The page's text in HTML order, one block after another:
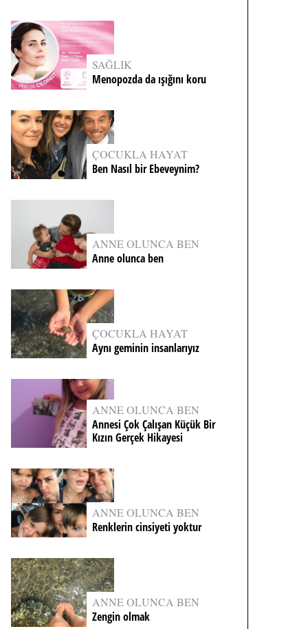
SAĞLIK
Menopozda da ışığını koru
ÇOCUKLA HAYAT
Ben Nasıl bir Ebeveynim?
ANNE OLUNCA BEN
Anne olunca ben
ÇOCUKLA HAYAT
Aynı geminin insanlarıyız
ANNE OLUNCA BEN
Annesi Çok Çalışan Küçük Bir
Kızın Gerçek Hikayesi
ANNE OLUNCA BEN
Renklerin cinsiyeti yoktur
ANNE OLUNCA BEN
Zengin olmak